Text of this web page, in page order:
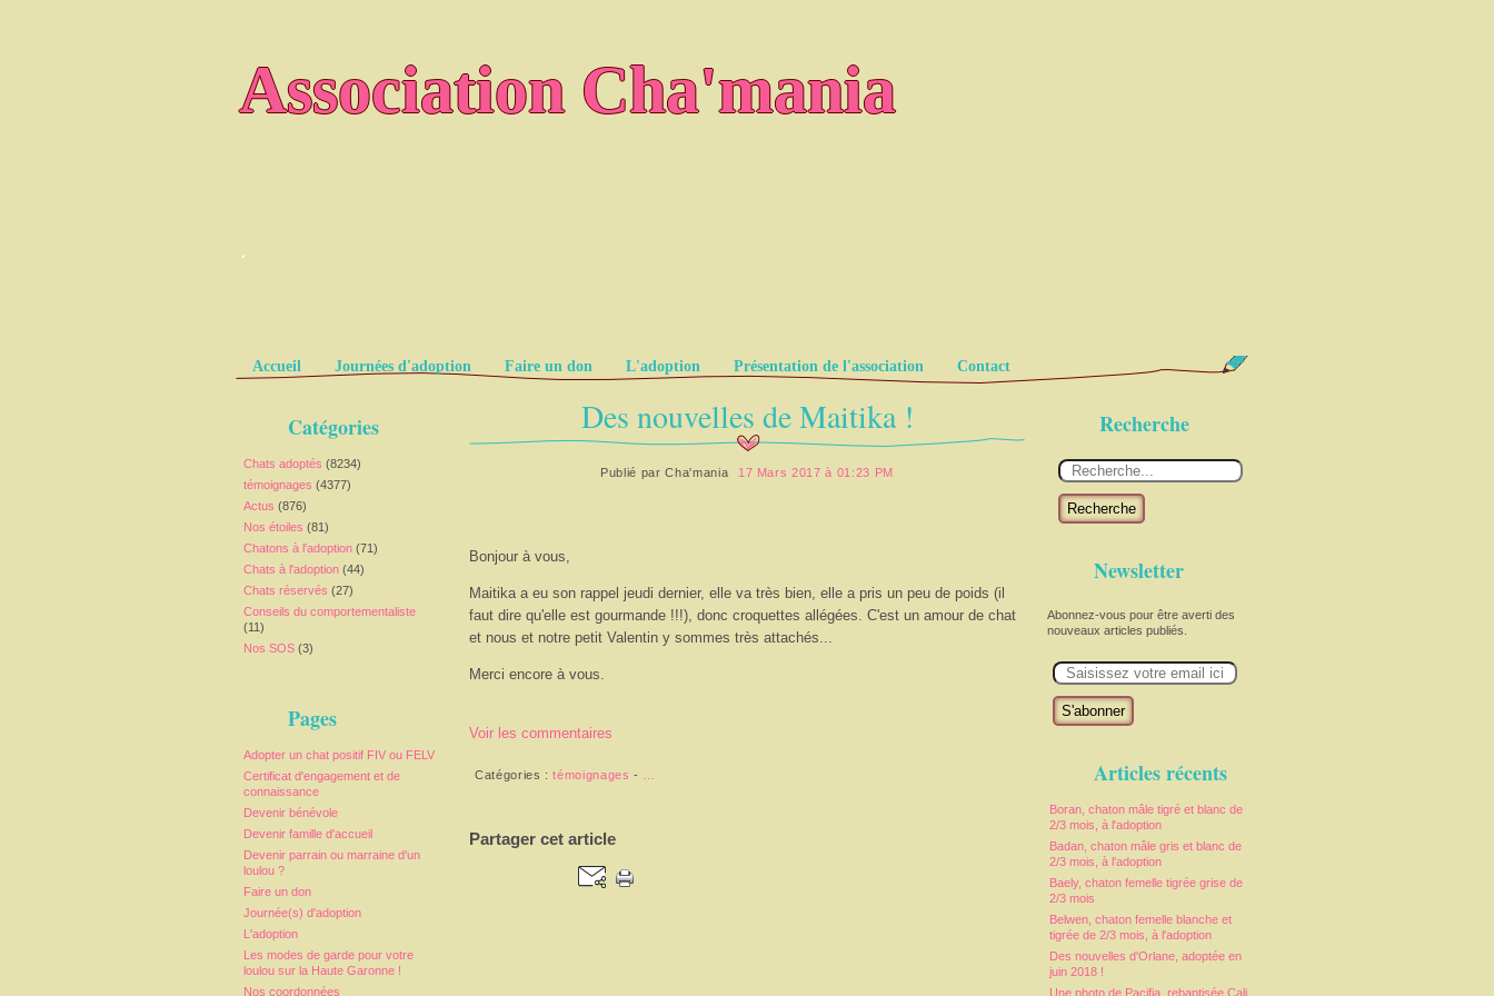
Association Cha'mania
.
Pages
Accueil Journées d'adoption Faire un don L'adoption Présentation de l'association Contact
Catégories
Chats adoptés (8234)
témoignages (4377)
Actus (876)
Nos étoiles (81)
Chatons à l'adoption (71)
Chats à l'adoption (44)
Chats réservés (27)
Conseils du comportementaliste
(11)
Nos SOS (3)
Pages
Adopter un chat positif FIV ou FELV
Certificat d'engagement et de
connaissance
Devenir bénévole
Devenir famille d'accueil
Devenir parrain ou marraine d'un
loulou ?
Faire un don
Journée(s) d'adoption
L'adoption
Les modes de garde pour votre
loulou sur la Haute Garonne !
Nos coordonnées
Recherche
Recherche
Newsletter
Abonnez-vous pour être averti des
nouveaux articles publiés.
m
Articles récents
Boran, chaton mâle tigré et blanc de
2/3 mois, à l'adoption
Badan, chaton mâle gris et blanc de
2/3 mois, à l'adoption
Baely, chaton femelle tigrée grise de
2/3 mois
Belwen, chaton femelle blanche et
tigrée de 2/3 mois, à l'adoption
Des nouvelles d'Orlane, adoptée en
juin 2018 !
Une photo de Pacifia, rebaptisée Cali,
Des nouvelles de Maitika !
Publié parCha'mania 17 Mars 2017 à 01:23 PM
Bonjour à vous,
Maitika a eu son rappel jeudi dernier, elle va très bien, elle a pris un peu de poids (il
faut dire qu'elle est gourmande !!!), donc croquettes allégées. C'est un amour de chat
et nous et notre petit Valentin y sommes très attachés...
Merci encore à vous.
Voir les commentaires
Catégories :témoignages -
Partager cet article